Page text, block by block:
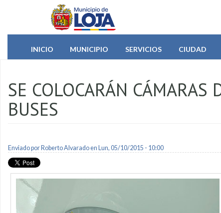
Pasar al contenido principal
INICIO
MUNICIPIO SERVICIOS CIUDAD
SE COLOCARÁN CÁMARAS
BUSES
Enviado por Roberto Alvaradoen Lun, 05/10/2015 - 10:00